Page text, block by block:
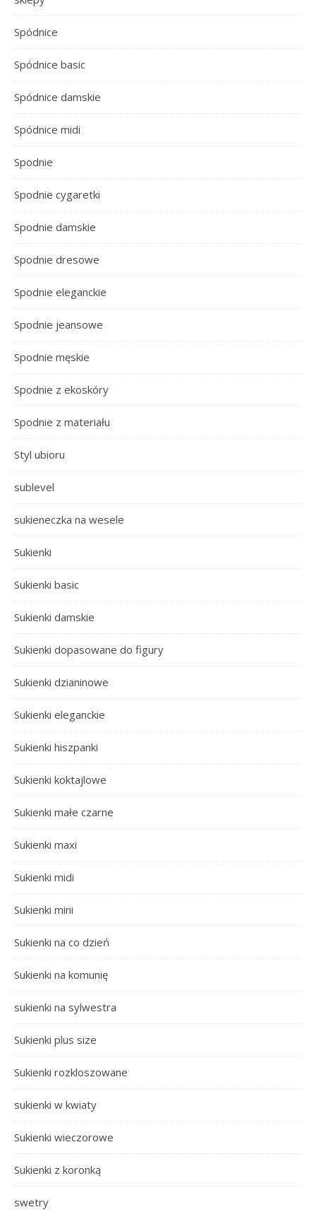
Spódnice
Spódnice basic
Spódnice damskie
Spódnice midi
Spodnie
Spodnie cygaretki
Spodnie damskie
Spodnie dresowe
Spodnie eleganckie
Spodnie jeansowe
Spodnie męskie
Spodnie z ekoskóry
Spodnie z materiału
Styl ubioru
sublevel
sukieneczka na wesele
Sukienki
Sukienki basic
Sukienki damskie
Sukienki dopasowane do figury
Sukienki dzianinowe
Sukienki eleganckie
Sukienki hiszpanki
Sukienki koktajlowe
Sukienki małe czarne
Sukienki maxi
Sukienki midi
Sukienki mini
Sukienki na co dzień
Sukienki na komunię
sukienki na sylwestra
Sukienki plus size
Sukienki rozkloszowane
sukienki w kwiaty
Sukienki wieczorowe
Sukienki z koronką
swetry